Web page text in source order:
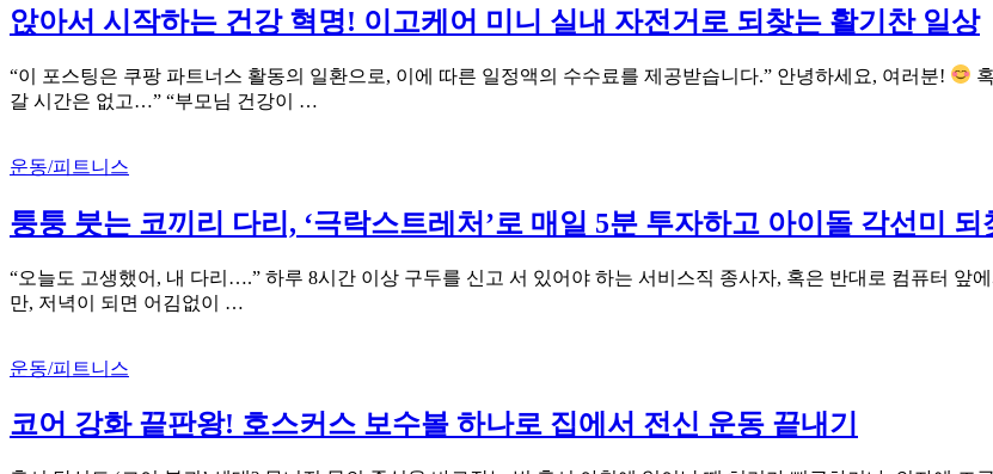
앉아서 시작하는 건강 혁명! 이고케어 미니 실내 자전거로 되찾는 활기찬 일상
“이 포스팅은 쿠팡 파트너스 활동의 일환으로, 이에 따른 일정액의 수수료를 제공받습니다.” 안녕하세요, 여러분!
갈 시간은 없고…” “부모님 건강이 …
운동/피트니스
퉁퉁 붓는 코끼리 다리, ‘극락스트레처’로 매일 5분 투자하고 아이돌 각선미 되
“오늘도 고생했어, 내 다리….” 하루 8시간 이상 구두를 신고 서 있어야 하는 서비스직 종사자, 혹은 반대로 컴퓨터 앞
만, 저녁이 되면 어김없이 …
운동/피트니스
코어 강화 끝판왕! 호스커스 보수볼 하나로 집에서 전신 운동 끝내기